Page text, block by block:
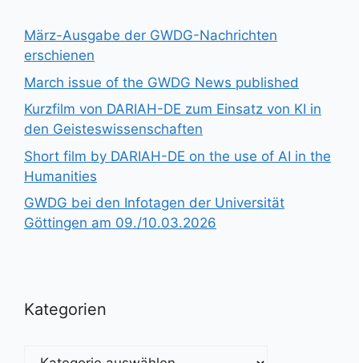
März-Ausgabe der GWDG-Nachrichten
erschienen
March issue of the GWDG News published
Kurzfilm von DARIAH-DE zum Einsatz von KI in
den Geisteswissenschaften
Short film by DARIAH-DE on the use of AI in the
Humanities
GWDG bei den Infotagen der Universität
Göttingen am 09./10.03.2026
Kategorien
Kategorien